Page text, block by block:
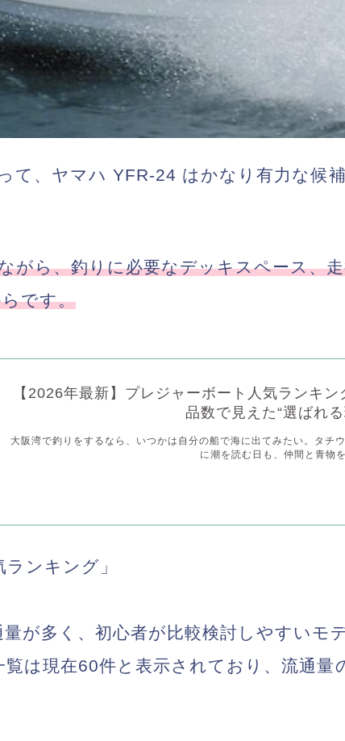
て、ヤマハ YFR-24 はかなり有力な候
がら、釣りに必要なデッキスペース、
です。
【2026年最新】プレジャーボート人気ランキ
品数で見えた“選ばれ
大阪湾で釣りをするなら、いつかは自分の船で海に出てみたい。タチ
に潮を読む日も、仲間と青物
ンキング」
が多く、初心者が比較検討しやすいモ
は現在60件と表示されており、流通